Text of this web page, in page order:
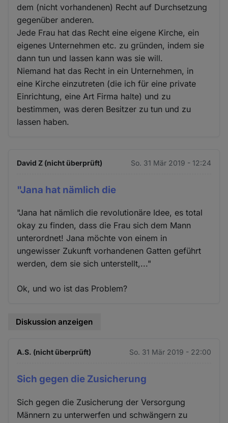
dem (nicht vorhandenen) Recht auf Durchsetzung
gegenüber anderen.
Jede Frau hat das Recht eine eigene Kirche, ein
eigenes Unternehmen etc. zu gründen, indem sie
dann tun und lassen kann was sie will.
Niemand hat das Recht in ein Unternehmen, in
eine Kirche einzutreten (die ich für eine private
Einrichtung, eine Art Firma halte) und zu
bestimmen, was deren Besitzer zu tun und zu
lassen haben.
David Z (nicht überprüft) So. 31 Mär 2019 - 12:24
"Jana hat nämlich die
"Jana hat nämlich die revolutionäre Idee, es total
okay zu finden, dass die Frau sich dem Mann
unterordnet! Jana möchte von einem in
ungewisser Zukunft vorhandenen Gatten geführt
werden, dem sie sich unterstellt,..."
Ok, und wo ist das Problem?
Diskussion anzeigen
A.S. (nicht überprüft) So. 31 Mär 2019 - 22:00
Sich gegen die Zusicherung
Sich gegen die Zusicherung der Versorgung
Männern zu unterwerfen und schwängern zu